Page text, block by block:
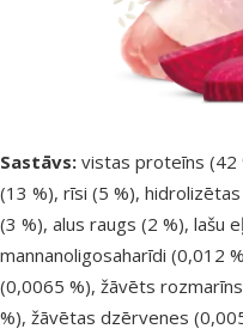
Sastāvs: vistas proteīns (42
(13 %), rīsi (5 %),
(3 %), alus raugs (2 %), lašu
mannanoligosaharīdi (0,012
(0,0065 %), žāvēts
%), žāvētas dzērvenes